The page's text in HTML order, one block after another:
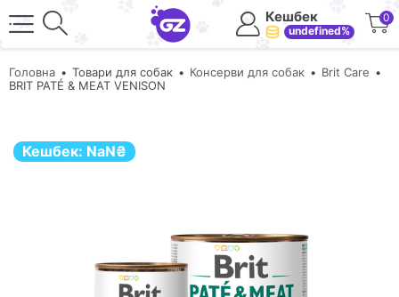
Кешбек
undefined%
0
Головна Товари для собак Консерви для собак
Brit Care
BRIT PATÉ & MEAT VENISON
Кешбек: NaN₴